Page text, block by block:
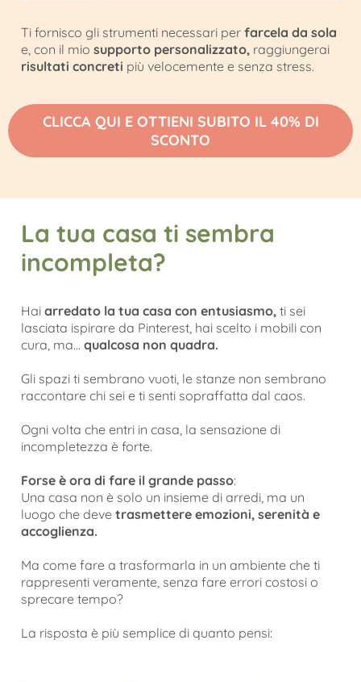
Ti fornisco gli strumenti necessari per farcela da sola
e, con il mio supporto personalizzato, raggiungerai
risultati concreti più velocemente e senza stress.
CLICCA QUI E OTTIENI SUBITO IL 40% DI
SCONTO
La tua casa ti sembra
incompleta?
Hai arredato la tua casa con entusiasmo, ti sei
lasciata ispirare da Pinterest, hai scelto i mobili con
cura, ma... qualcosa non quadra.
Gli spazi ti sembrano vuoti, le stanze non sembrano
raccontare chi sei e ti senti sopraffatta dal caos.
Ogni volta che entri in casa, la sensazione di
incompletezza è forte.
Forse è ora di fare il grande passo:
Una casa non è solo un insieme di arredi, ma un
luogo che deve trasmettere emozioni, serenità e
accoglienza.
Ma come fare a trasformarla in un ambiente che ti
rappresenti veramente, senza fare errori costosi o
sprecare tempo?
La risposta è più semplice di quanto pensi: